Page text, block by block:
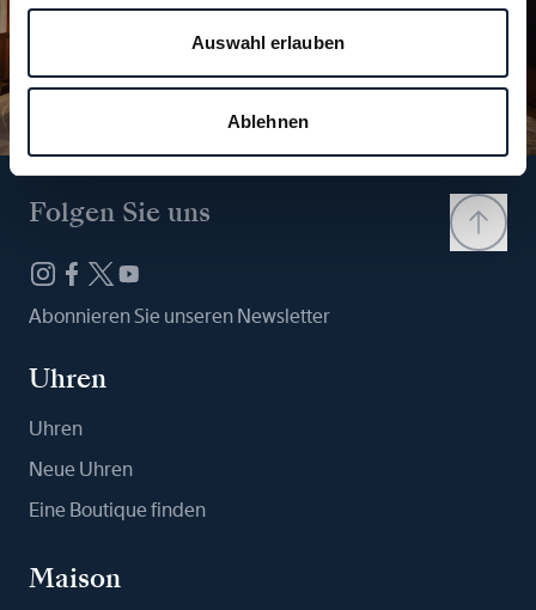
Auswahl erlauben
Ablehnen
Folgen Sie uns
Abonnieren Sie unseren Newsletter
Uhren
Uhren
Neue Uhren
Eine Boutique finden
Maison